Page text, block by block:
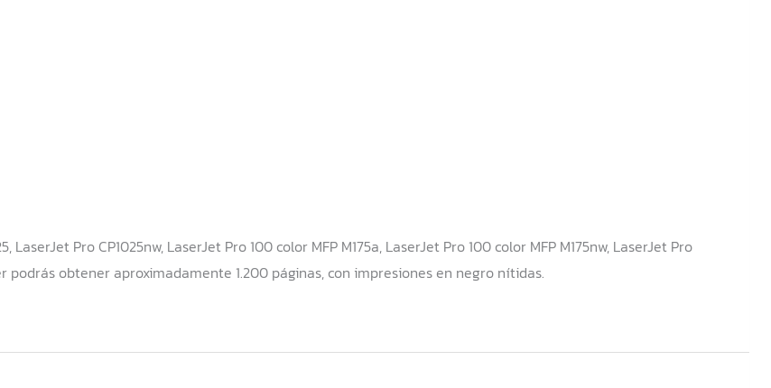
Pro CP1025nw, LaserJet Pro 100 color MFP M175a, LaserJet Pro 100 color MFP M175nw, LaserJet Pro
podrás obtener aproximadamente 1.200 páginas, con impresiones en negro nítidas.